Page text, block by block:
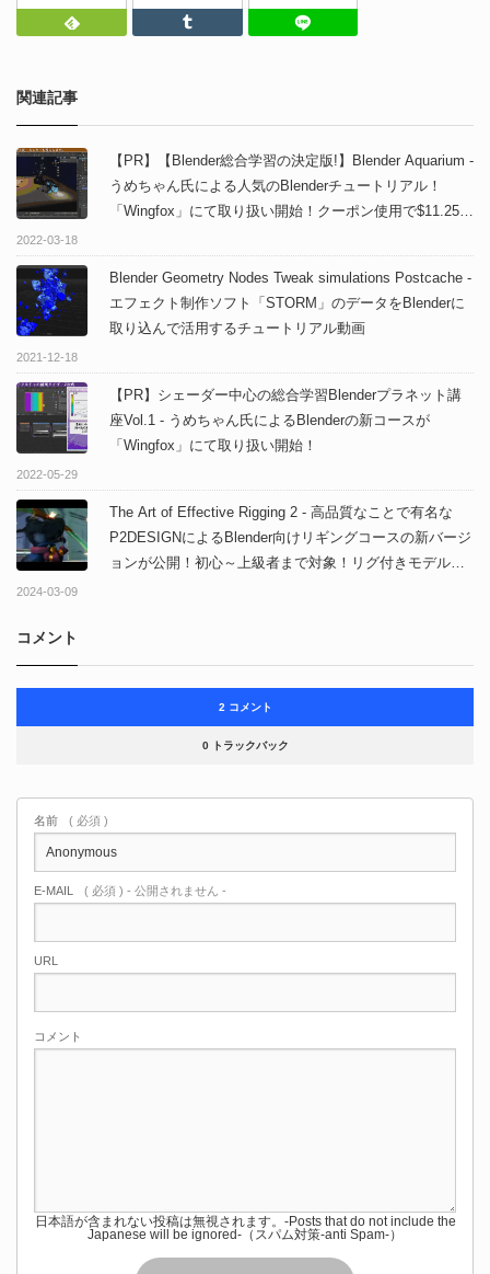
Feedly Tumblr
関連記事
【PR】【Blender総合学習の決定版!】Blender Aquarium -
うめちゃん氏による人気のBlenderチュートリアル！
「Wingfox」にて取り扱い開始！クーポン使用で$11.25で
2022-03-18
Blender Geometry Nodes Tweak simulations Postcache -
エフェクト制作ソフト「STORM」のデータをBlenderに
取り込んで活用するチュートリアル動画
2021-12-18
【PR】シェーダー中心の総合学習Blenderプラネット講
座Vol.1 - うめちゃん氏によるBlenderの新コースが
「Wingfox」にて取り扱い開始！
2022-05-29
The Art of Effective Rigging 2 - 高品質なことで有名な
P2DESIGNによるBlender向けリギングコースの新バージ
ョンが公開！初心～上級者まで対象！リグ付きモデル付
2024-03-09
コメント
2 コメント
0 トラックバック
名前 ( 必須 )
E-MAIL ( 必須 ) - 公開されません -
URL
コメント
日本語が含まれない投稿は無視されます。-Posts that do not include the
Japanese will be ignored-（スパム対策-anti Spam-）